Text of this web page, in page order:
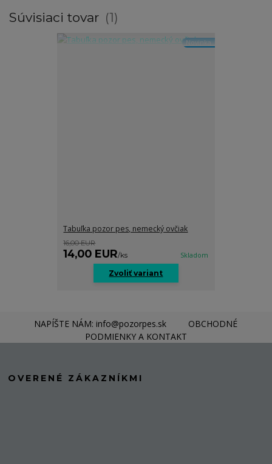
Súvisiaci tovar 1
Novinka
Tabuľka pozor pes, nemecký ovčiak
16,00 EUR
14,00 EUR/ks Skladom
Zvoliť variant
NAPÍŠTE NÁM: info@pozorpes.sk
OBCHODNÉ
PODMIENKY A KONTAKT
OVERENÉ ZÁKAZNÍKMI